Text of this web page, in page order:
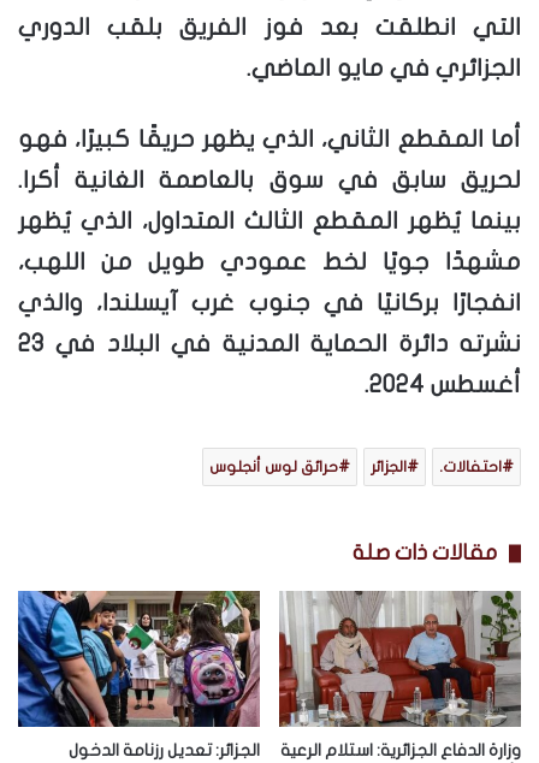
التي انطلقت بعد فوز الفريق بلقب الدوري
الجزائري في مايو الماضي.
أما المقطع الثاني، الذي يظهر حريقًا كبيرًا، فهو
لحريق سابق في سوق بالعاصمة الغانية أكرا.
بينما يُظهر المقطع الثالث المتداول، الذي يُظهر
مشهدًا جويًا لخط عمودي طويل من اللهب،
انفجارًا بركانيًا في جنوب غرب آيسلندا، والذي
نشرته دائرة الحماية المدنية في البلاد في 23
أغسطس 2024.
احتفالات. الجزائر حرائق لوس أنجلوس
مقالات ذات صلة
وزارة الدفاع الجزائرية: استلام الرعية
الجزائر: تعديل رزنامة الدخول